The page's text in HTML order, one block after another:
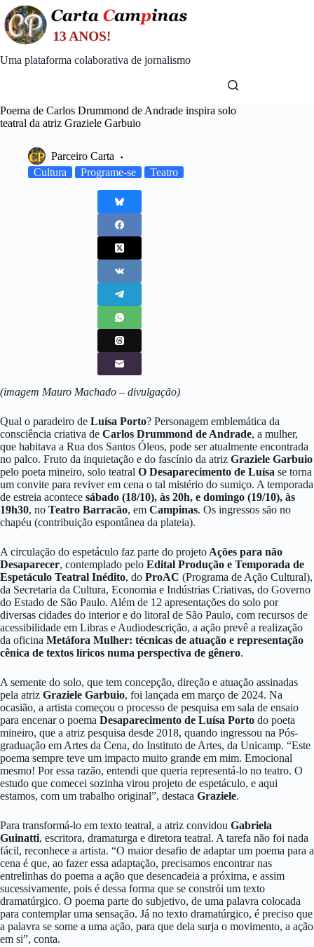
Skip
to
content
Uma plataforma colaborativa de jornalismo
Poema de Carlos Drummond de Andrade inspira solo
teatral da atriz Graziele Garbuio
Parceiro Carta
Cultura
Programe-se Teatro
(imagem Mauro Machado – divulgação)
Qual o paradeiro de Luísa Porto? Personagem emblemática da
consciência criativa de Carlos Drummond de Andrade, a mulher,
que habitava a Rua dos Santos Óleos, pode ser atualmente encontrada
no palco. Fruto da inquietação e do fascínio da atriz Graziele Garbuio
pelo poeta mineiro, solo teatral O Desaparecimento de Luísa se torna
um convite para reviver em cena o tal mistério do sumiço. A temporada
de estreia acontece sábado (18/10), às 20h, e domingo (19/10), às
19h30, no Teatro Barracão, em Campinas. Os ingressos são no
chapéu (contribuição espontânea da plateia).
A circulação do espetáculo faz parte do projeto Ações para não
Desaparecer, contemplado pelo Edital Produção e Temporada de
Espetáculo Teatral Inédito, do ProAC (Programa de Ação Cultural),
da Secretaria da Cultura, Economia e Indústrias Criativas, do Governo
do Estado de São Paulo. Além de 12 apresentações do solo por
diversas cidades do interior e do litoral de São Paulo, com recursos de
acessibilidade em Libras e Audiodescrição, a ação prevê a realização
da oficina Metáfora Mulher: técnicas de atuação e representação
cênica de textos líricos numa perspectiva de gênero.
A semente do solo, que tem concepção, direção e atuação assinadas
pela atriz Graziele Garbuio, foi lançada em março de 2024. Na
ocasião, a artista começou o processo de pesquisa em sala de ensaio
para encenar o poema Desaparecimento de Luísa Porto do poeta
mineiro, que a atriz pesquisa desde 2018, quando ingressou na Pós-
graduação em Artes da Cena, do Instituto de Artes, da Unicamp. “Este
poema sempre teve um impacto muito grande em mim. Emocional
mesmo! Por essa razão, entendi que queria representá-lo no teatro. O
estudo que comecei sozinha virou projeto de espetáculo, e aqui
estamos, com um trabalho original”, destaca Graziele.
Para transformá-lo em texto teatral, a atriz convidou Gabriela
Guinatti, escritora, dramaturga e diretora teatral. A tarefa não foi nada
fácil, reconhece a artista. “O maior desafio de adaptar um poema para a
cena é que, ao fazer essa adaptação, precisamos encontrar nas
entrelinhas do poema a ação que desencadeia a próxima, e assim
sucessivamente, pois é dessa forma que se constrói um texto
dramatúrgico. O poema parte do subjetivo, de uma palavra colocada
para contemplar uma sensação. Já no texto dramatúrgico, é preciso que
a palavra se some a uma ação, para que dela surja o movimento, a ação
em si”, conta.